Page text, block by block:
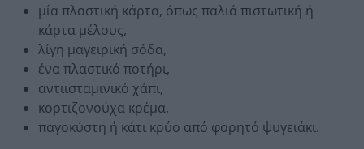
μία πλαστική κάρτα, όπως παλιά πιστωτική ή
κάρτα μέλους,
λίγη μαγειρική σόδα,
ένα πλαστικό ποτήρι,
αντιισταμινικό χάπι,
κορτιζονούχα κρέμα,
παγοκύστη ή κάτι κρύο από φορητό ψυγειάκι.